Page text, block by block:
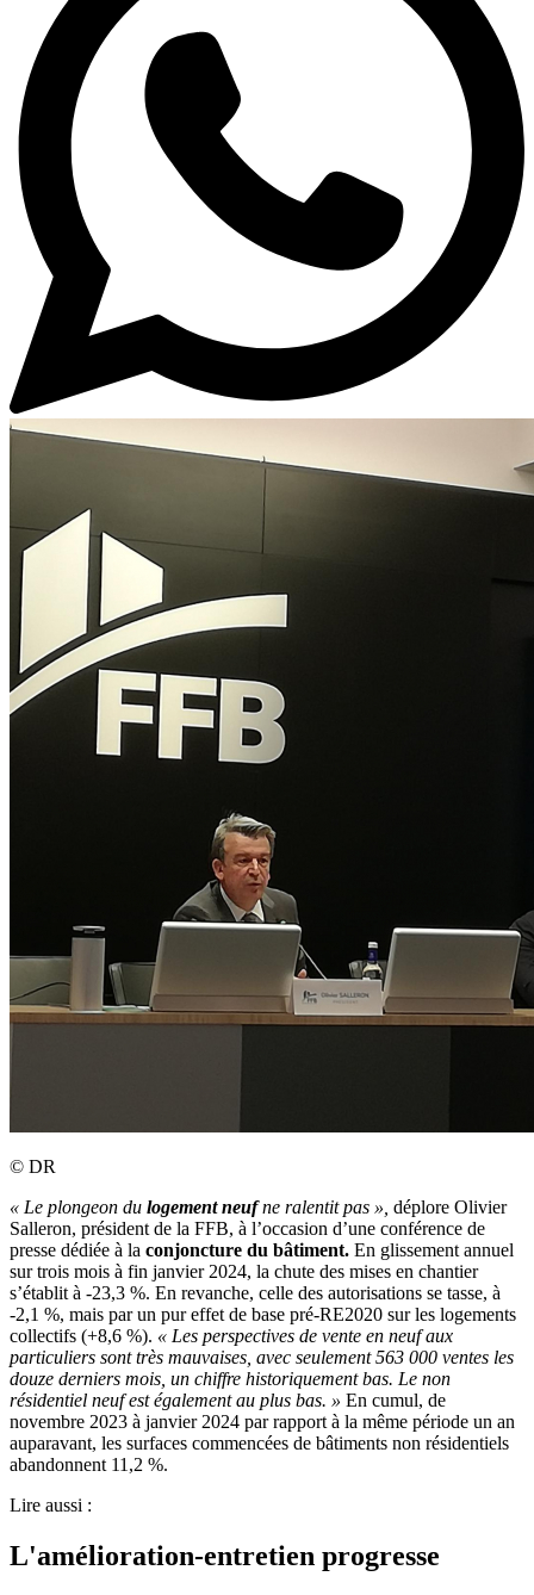
© DR
« Le plongeon du logement neufne ralentit pas », déplore Olivier
Salleron, président de la FFB, à l’occasion d’une conférence de
presse dédiée à la conjoncture du bâtiment. En glissement annuel
sur trois mois à fin janvier 2024, la chute des mises en chantier
s’établit à -23,3 %. En revanche, celle des autorisations se tasse, à
-2,1 %, mais par un pur effet de base pré-RE2020 sur les logements
collectifs (+8,6 %). « Les perspectives de vente en neuf aux
particuliers sont très mauvaises, avec seulement 563 000 ventes les
douze derniers mois, un chiffre historiquement bas. Le non
résidentiel neuf est également au plus bas. » En cumul, de
novembre 2023 à janvier 2024 par rapport à la même période un an
auparavant, les surfaces commencées de bâtiments non résidentiels
abandonnent 11,2 %.
Lire aussi :
L'amélioration-entretien progresse